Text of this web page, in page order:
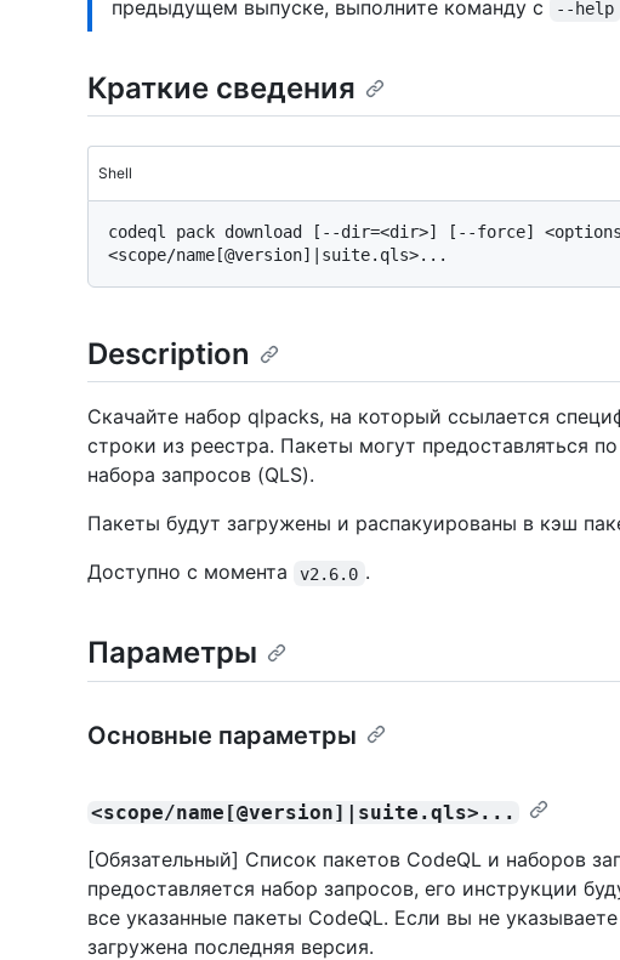
предыдущем выпуске, выполните команду с
--help
Краткие сведения
Shell
codeql pack download [--dir=<dir>] [--force]
Description
Скачайте набор qlpacks, на который ссылается
строки из реестра. Пакеты могут предоставляться
набора запросов (QLS).
Пакеты будут загружены и распакуированы в кэш
Доступно с момента
v2.6.0 .
Параметры
Основные параметры
<scope/name[@version]|suite.qls>...
[Обязательный] Список пакетов CodeQL и наборов
предоставляется набор запросов, его инструкции
все указанные пакеты CodeQL. Если вы не
загружена последняя версия.